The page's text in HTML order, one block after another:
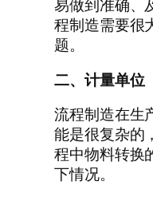
易做到准确、
程制造需要很
题。
二、计量单位
流程制造在生
能是很复杂的
程中物料转换
下情况。